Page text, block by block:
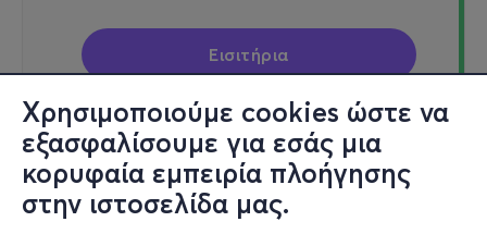
Χρησιμοποιούμε cookies ώστε να
εξασφαλίσουμε για εσάς μια
κορυφαία εμπειρία πλοήγησης
στην ιστοσελίδα μας.
Εισιτήρια
Κυρ, 27/9
19:30